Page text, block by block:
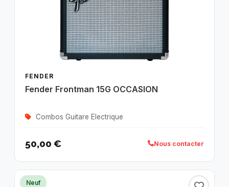
FENDER
Fender Frontman 15G OCCASION
Combos Guitare Electrique
50,00 € Nous contacter
Neuf